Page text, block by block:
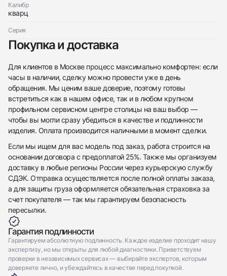
Калибр
кварц
Серия
Покупка и доставка
Для клиентов в Москве процесс максимально комфортен: если
часы в наличии, сделку можно провести уже в день
обращения. Мы ценим ваше доверие, поэтому готовы
встретиться как в нашем офисе, так и в любом крупном
профильном сервисном центре столицы на ваш выбор —
чтобы вы могли сразу убедиться в качестве и подлинности
изделия. Оплата производится наличными в момент сделки.
Если мы ищем для вас модель под заказ, работа строится на
основании договора с предоплатой 25%. Также мы организуем
доставку в любые регионы России через курьерскую службу
СДЭК. Отправка осуществляется после полной оплаты заказа,
а для защиты груза оформляется обязательная страховка за
счет покупателя — так мы гарантируем безопасность
пересылки.
Гарантия подлинности
Гарантируем абсолютную подлинность. Каждое изделие проходит нашу
экспертизу, но мы открыты для любой диагностики. Приветствуем
проверки в независимых сервисах — выбирайте экспертов, которым
доверяете лично, и убеждайтесь в качестве перед покупкой.